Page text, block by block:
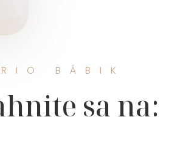
BÁBIK
sa na: